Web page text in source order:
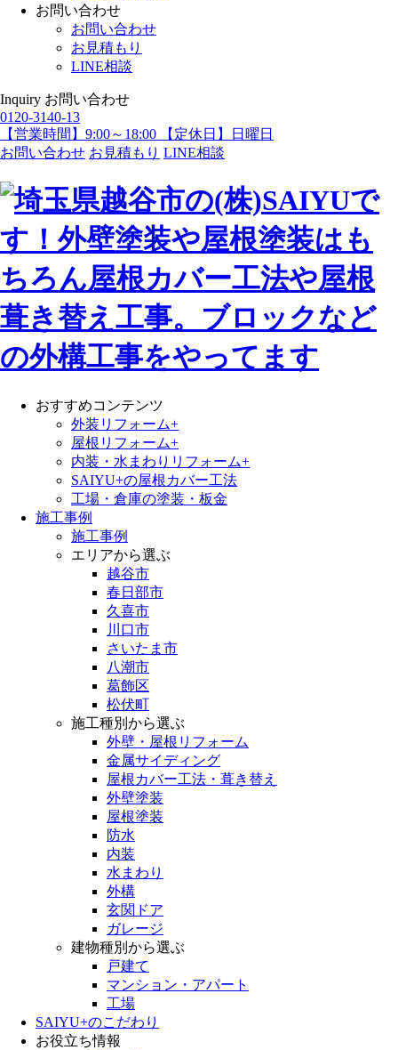
お問い合わせ
お問い合わせ
お見積もり
LINE相談
Inquiry お問い合わせ
0120-3140-13
【営業時間】9:00～18:00 【定休日】日曜日
お問い合わせ お見積もり LINE相談
おすすめコンテンツ
外装リフォーム+
屋根リフォーム+
内装・水まわりリフォーム+
SAIYU+の屋根カバー工法
工場・倉庫の塗装・板金
施工事例
施工事例
エリアから選ぶ
越谷市
春日部市
久喜市
川口市
さいたま市
八潮市
葛飾区
松伏町
施工種別から選ぶ
外壁・屋根リフォーム
金属サイディング
屋根カバー工法・葺き替え
外壁塗装
屋根塗装
防水
内装
水まわり
外構
玄関ドア
ガレージ
建物種別から選ぶ
戸建て
マンション・アパート
工場
SAIYU+のこだわり
お役立ち情報